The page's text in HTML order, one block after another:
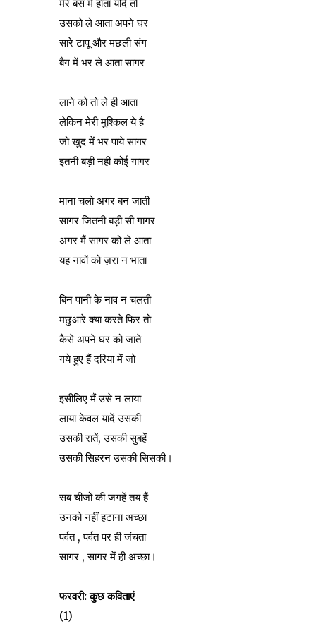
मेरे बस में होता यदि तो
उसको ले आता अपने घर
सारे टापू और मछली संग
बैग में भर ले आता सागर
लाने को तो ले ही आता
लेकिन मेरी मुश्किल ये है
जो खुद में भर पाये सागर
इतनी बड़ी नहीं कोई गागर
माना चलो अगर बन जाती
सागर जितनी बड़ी सी गागर
अगर मैं सागर को ले आता
यह नावों को ज़रा न भाता
बिन पानी के नाव न चलती
मछुआरे क्या करते फिर तो
कैसे अपने घर को जाते
गये हुए हैं दरिया में जो
इसीलिए मैं उसे न लाया
लाया केवल यादें उसकी
उसकी रातें, उसकी सुबहें
उसकी सिहरन उसकी सिसकी।
सब चीजों की जगहें तय हैं
उनको नहीं हटाना अच्छा
पर्वत , पर्वत पर ही जंचता
सागर , सागर में ही अच्छा।
फरवरी: कुछ कविताएं
(1)